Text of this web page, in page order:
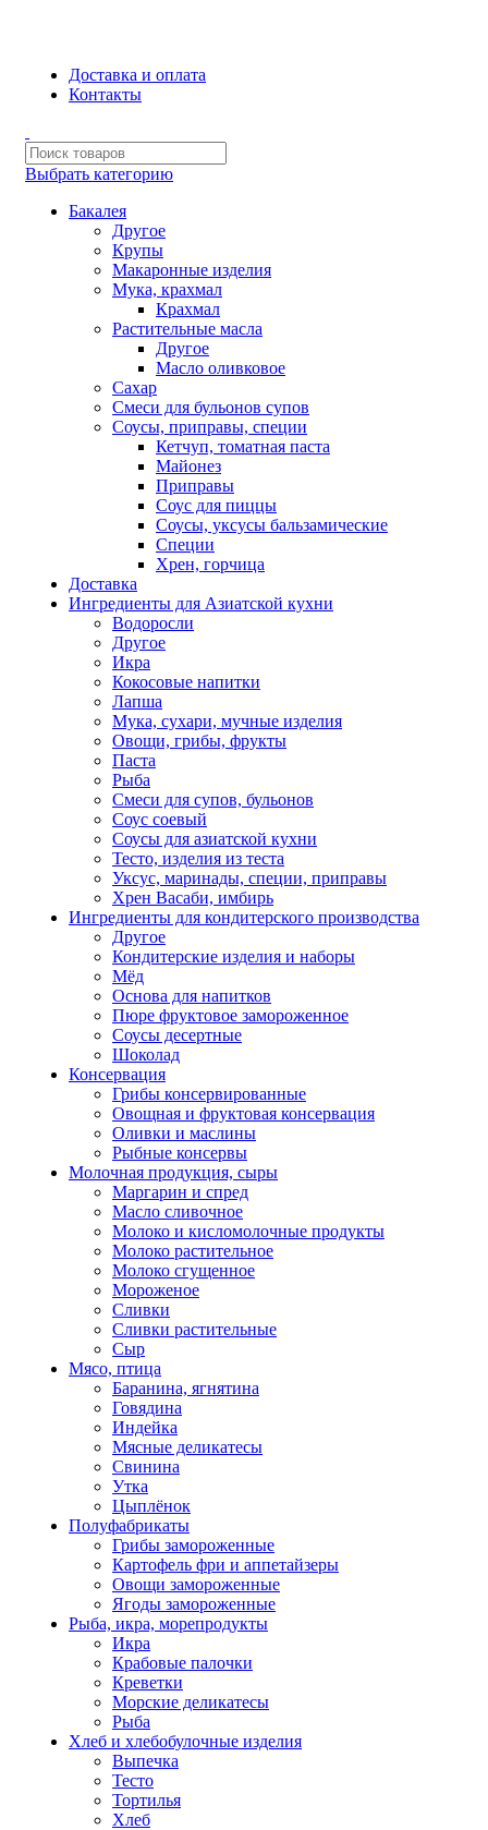
Доставка и оплата
Контакты
Выбрать категорию
Бакалея
Другое
Крупы
Макаронные изделия
Мука, крахмал
Крахмал
Растительные масла
Другое
Масло оливковое
Сахар
Смеси для бульонов супов
Соусы, приправы, специи
Кетчуп, томатная паста
Майонез
Приправы
Соус для пиццы
Соусы, уксусы бальзамические
Специи
Хрен, горчица
Доставка
Ингредиенты для Азиатской кухни
Водоросли
Другое
Икра
Кокосовые напитки
Лапша
Мука, сухари, мучные изделия
Овощи, грибы, фрукты
Паста
Рыба
Смеси для супов, бульонов
Соус соевый
Соусы для азиатской кухни
Тесто, изделия из теста
Уксус, маринады, специи, приправы
Хрен Васаби, имбирь
Ингредиенты для кондитерского производства
Другое
Кондитерские изделия и наборы
Мёд
Основа для напитков
Пюре фруктовое замороженное
Соусы десертные
Шоколад
Консервация
Грибы консервированные
Овощная и фруктовая консервация
Оливки и маслины
Рыбные консервы
Молочная продукция, сыры
Маргарин и спред
Масло сливочное
Молоко и кисломолочные продукты
Молоко растительное
Молоко сгущенное
Мороженое
Сливки
Сливки растительные
Сыр
Мясо, птица
Баранина, ягнятина
Говядина
Индейка
Мясные деликатесы
Свинина
Утка
Цыплёнок
Полуфабрикаты
Грибы замороженные
Картофель фри и аппетайзеры
Овощи замороженные
Ягоды замороженные
Рыба, икра, морепродукты
Икра
Крабовые палочки
Креветки
Морские деликатесы
Рыба
Хлеб и хлебобулочные изделия
Выпечка
Тесто
Тортилья
Хлеб